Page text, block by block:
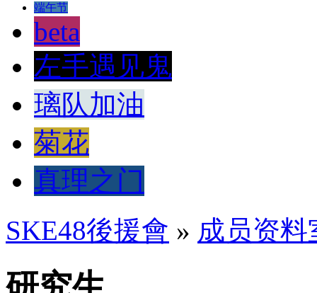
端午节
beta
左手遇见鬼
璃队加油
菊花
真理之门
SKE48後援會 » 成员资料